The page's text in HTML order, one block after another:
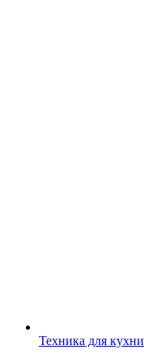
Техника для кухни